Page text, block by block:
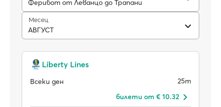
Ферибот от Леванцо до Трапани
Месец
АВГУСТ
Liberty Lines
Всеки ден
25m
билети от € 10.32